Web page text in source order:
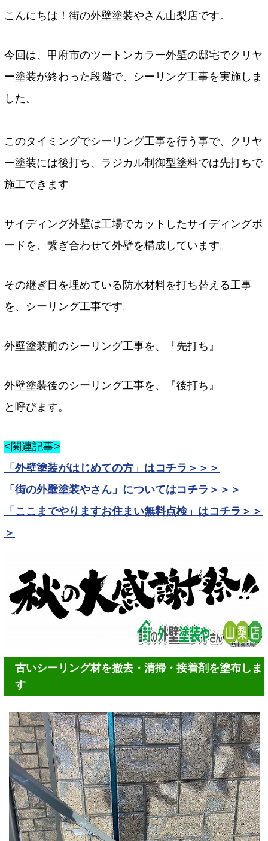
こんにちは！街の外壁塗装やさん山梨店です。
今回は、甲府市のツートンカラー外壁の邸宅でクリヤ
ー塗装が終わった段階で、シーリング工事を実施しま
した。
このタイミングでシーリング工事を行う事で、クリヤ
ー塗装には後打ち、ラジカル制御型塗料では先打ちで
施工できます
サイディング外壁は工場でカットしたサイディングボ
ードを、繋ぎ合わせて外壁を構成しています。
その継ぎ目を埋めている防水材料を打ち替える工事
を、シーリング工事です。
外壁塗装前のシーリング工事を、『先打ち』
外壁塗装後のシーリング工事を、『後打ち』
と呼びます。
<関連記事>
「外壁塗装がはじめての方」はコチラ＞＞＞
「街の外壁塗装やさん」についてはコチラ＞＞＞
「ここまでやりますお住まい無料点検」はコチラ＞＞
＞
古いシーリング材を撤去・清掃・接着剤を塗布しま
す